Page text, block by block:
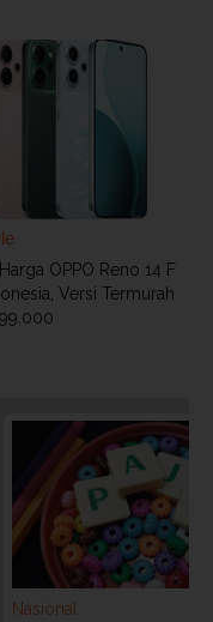
OPPO Reno 14 F
Versi Termurah
Nasional